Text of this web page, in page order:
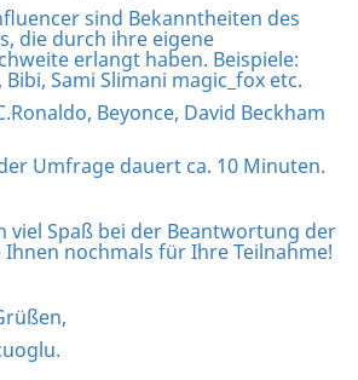
sind Bekanntheiten des
die durch ihre eigene
erlangt haben. Beispiele:
Bibi, Sami Slimani magic_fox etc.
Beyonce, David Beckham
Umfrage dauert ca. 10 Minuten.
viel Spaß bei der Beantwortung der
nochmals für Ihre Teilnahme!